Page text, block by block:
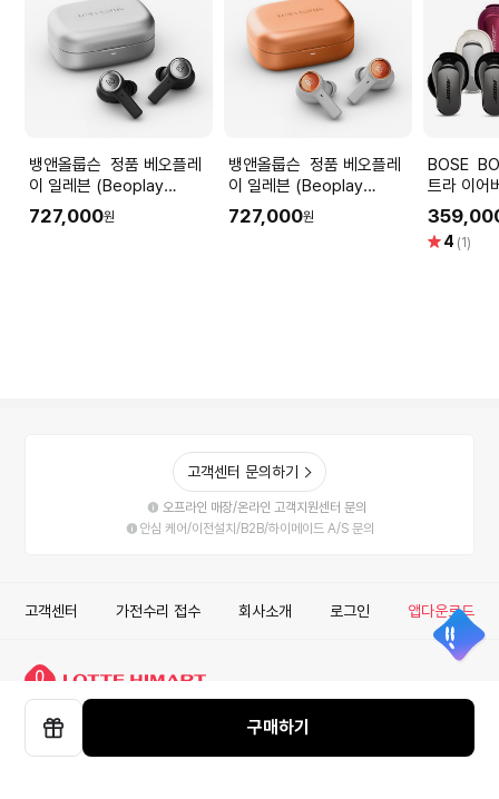
선
구매하기
뱅앤올룹슨 정품 베오플레
이 일레븐 (Beoplay
Eleven) Natural 노이즈 캔
슬링 무선 이어폰
727,000원
뱅앤올룹슨 정품 베오플레
이 일레븐 (Beoplay
Eleven) Copper 노이즈 캔
슬링 무선 이어폰
727,000원
BOSE BOSE 보스 QC 울
트라 이어
트스모크,
별 4 (1)
고객센터 문의하기
오프라인 매장/온라인 고객지원센터 문의
안심 케어/이전설치/B2B/하이메이드 A/S 문의
고객센터 가전수리 접수 회사소개 로그인 앱다운로드
롯데하이마트 주식회사